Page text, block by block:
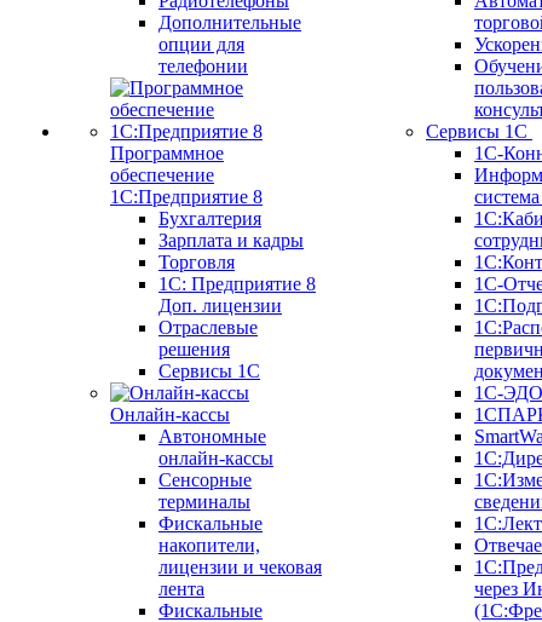
Дополнительные
опции для
телефонии
Программное
обеспечение
1С:Предприятие 8
Бухгалтерия
Зарплата и кадры
Торговля
1C: Предприятие 8
Доп. лицензии
Отраслевые
решения
Сервисы 1С
Онлайн-кассы
Автономные
онлайн-кассы
Сенсорные
терминалы
Фискальные
накопители,
лицензии и чековая
лента
Фискальные
Сервисы 1С
1С-
1С-
1С-ЭДО
через